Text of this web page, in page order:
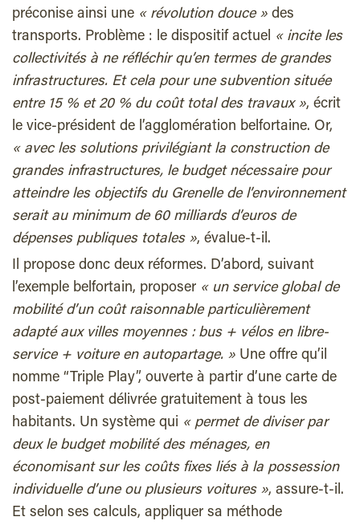
préconise ainsi une « révolution douce » des
transports. Problème : le dispositif actuel « incite les
collectivités à ne réfléchir qu’en termes de grandes
infrastructures. Et cela pour une subvention située
entre 15 % et 20 % du coût total des travaux », écrit
le vice-président de l’agglomération belfortaine. Or,
« avec les solutions privilégiant la construction de
grandes infrastructures, le budget nécessaire pour
atteindre les objectifs du Grenelle de l’environnement
serait au minimum de 60 milliards d’euros de
dépenses publiques totales », évalue-t-il.
Il propose donc deux réformes. D’abord, suivant
l’exemple belfortain, proposer « un service global de
mobilité d’un coût raisonnable particulièrement
adapté aux villes moyennes : bus + vélos en libre-
service + voiture en autopartage. » Une offre qu’il
nomme “Triple Play”, ouverte à partir d’une carte de
post-paiement délivrée gratuitement à tous les
habitants. Un système qui « permet de diviser par
deux le budget mobilité des ménages, en
économisant sur les coûts fixes liés à la possession
individuelle d’une ou plusieurs voitures », assure-t-il.
Et selon ses calculs, appliquer sa méthode